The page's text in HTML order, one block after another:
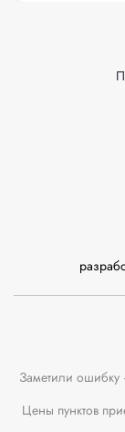
Заметили
Цены пунктов